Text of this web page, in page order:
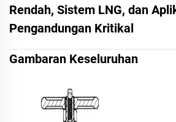
Rendah, Sistem LNG, dan
Pengandungan Kritikal
Gambaran Keseluruhan